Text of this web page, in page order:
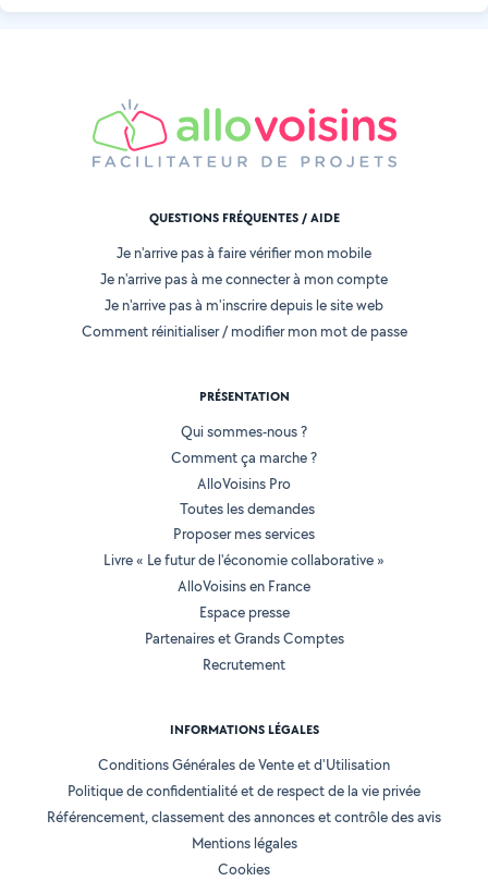
QUESTIONS FRÉQUENTES / AIDE
Je n'arrive pas à faire vérifier mon mobile
Je n'arrive pas à me connecter à mon compte
Je n'arrive pas à m'inscrire depuis le site web
Comment réinitialiser / modifier mon mot de passe
PRÉSENTATION
Qui sommes-nous ?
Comment ça marche ?
AlloVoisins Pro
Toutes les demandes
Proposer mes services
Livre « Le futur de l'économie collaborative »
AlloVoisins en France
Espace presse
Partenaires et Grands Comptes
Recrutement
INFORMATIONS LÉGALES
Conditions Générales de Vente et d'Utilisation
Politique de confidentialité et de respect de la vie privée
Référencement, classement des annonces et contrôle des avis
Mentions légales
Cookies